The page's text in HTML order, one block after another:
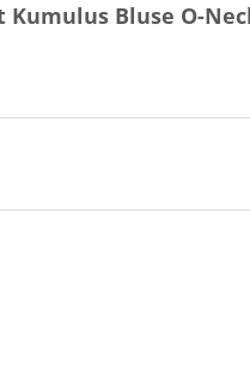
Bluse O-